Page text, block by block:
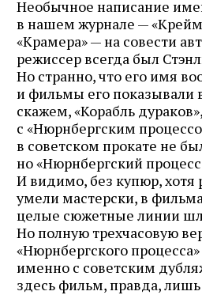
Необычное написание
в нашем журнале —
«Крамера» — на совести
режиссер всегда был
Но странно, что его имя
и фильмы его показывали
скажем, «Корабль
с «Нюрнбергским
в советском прокате не
но «Нюрнбергский
И видимо, без купюр, хотя
умели мастерски, в
целые сюжетные линии
Но полную трехчасовую
«Нюрнбергского
именно с советским
здесь фильм, правда, лишь